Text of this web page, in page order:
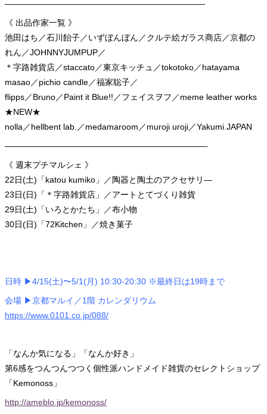
————————————————————————
《 出品作家一覧 》
池田はち／石川飴子／いずぼんぼん／クルテ絵ガラス商店／京都の
れん／JOHNNYJUMPUP／
＊字路雑貨店／staccato／東京キッチュ／tokotoko／hatayama
masao／pichio candle／福家聡子／
flipps／Bruno／Paint it Blue!!／フェイスヲフ／meme leather works
★NEW★
nolla／hellbent lab.／medamaroom／muroji uroji／Yakumi.JAPAN
————————————————————————-
《 週末プチマルシェ 》
22日(土)「katou kumiko」／陶器と陶土のアクセサリ—
23日(日)「＊字路雑貨店」／アートとてづくり雑貨
29日(土)「いろとかたち」／布小物
30日(日)「72Kitchen」／焼き菓子
日時 ▶︎4/15(土)〜5/1(月) 10:30-20:30 ※最終日は19時まで
会場 ▶︎京都マルイ／1階 カレンダリウム
https://www.0101.co.jp/088/
「なんか気になる」「なんか好き」
第6感をつんつんつつく個性派ハンドメイド雑貨のセレクトショップ
「Kemonoss」
http://ameblo.jp/kemonoss/